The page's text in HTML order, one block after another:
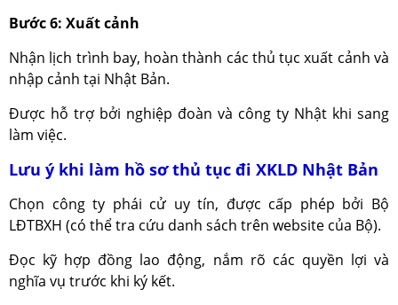
Bước 6: Xuất cảnh
Nhận lịch trình bay, hoàn thành các thủ tục xuất cảnh và
nhập cảnh tại Nhật Bản.
Được hỗ trợ bởi nghiệp đoàn và công ty Nhật khi sang
làm việc.
Lưu ý khi làm hồ sơ thủ tục đi XKLD Nhật Bản
Chọn công ty phái cử uy tín, được cấp phép bởi Bộ
LĐTBXH (có thể tra cứu danh sách trên website của Bộ).
Đọc kỹ hợp đồng lao động, nắm rõ các quyền lợi và
nghĩa vụ trước khi ký kết.